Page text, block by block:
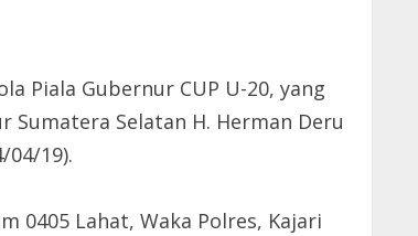
Piala Gubernur CUP U-20, yang
Selatan H. Herman Deru
04/19).
0405 Lahat, Waka Polres, Kajari